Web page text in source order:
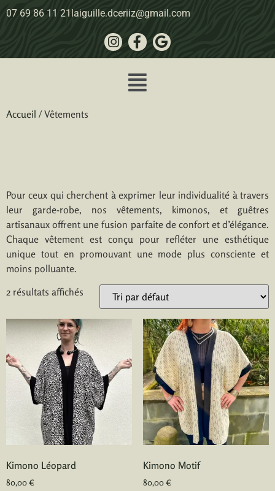
07 69 86 11 21 laiguille.dceriiz@gmail.com
Accueil / Vêtements
Pour ceux qui cherchent à exprimer leur individualité à travers
leur garde-robe, nos vêtements, kimonos, et guêtres
artisanaux offrent une fusion parfaite de confort et d’élégance.
Chaque vêtement est conçu pour refléter une esthétique
unique tout en promouvant une mode plus consciente et
moins polluante.
2 résultats affichés
Kimono Léopard
80,00€
Kimono Motif
80,00€